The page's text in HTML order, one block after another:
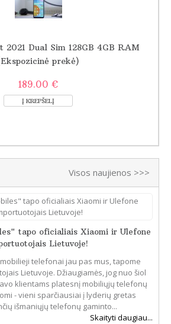
2021 Dual Sim 128GB 4GB RAM
prekė)
189.00 €
Visos naujienos >>>
tapo oficialiais Xiaomi ir Ulefone
Lietuvoje!
telefonai jau pas mus, tapome
Lietuvoje. Džiaugiamės, jog nuo šiol
klientams platesnį mobiliųjų telefonų
- vieni sparčiausiai į lyderių gretas
išmaniųjų telefonų gaminto...
Skaityti daugiau...